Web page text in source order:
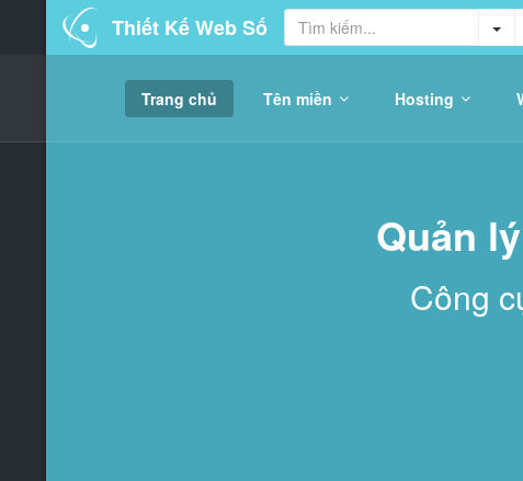
Thiết Kế Web Số
Trang chủ Tên miền Hosting
Quản
Công